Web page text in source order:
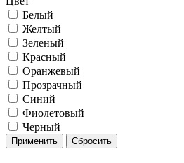
Белый
Желтый
Зеленый
Красный
Оранжевый
Прозрачный
Синий
Фиолетовый
Черный
Применить Сбросить